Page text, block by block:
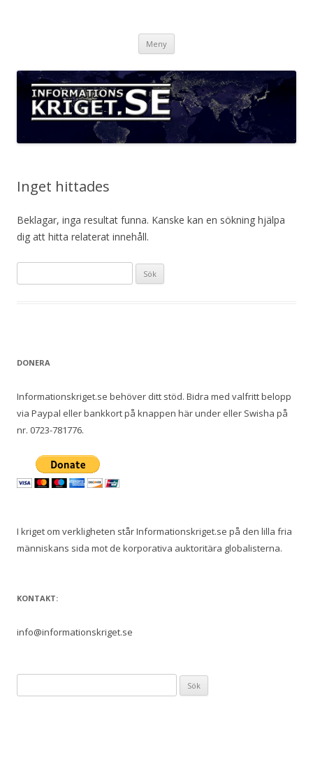
Meny
Inget hittades
Beklagar, inga resultat funna. Kanske kan en sökning hjälpa
dig att hitta relaterat innehåll.
ö
DONERA
Informationskriget.se behöver ditt stöd. Bidra med valfritt belopp
via Paypal eller bankkort på knappen här under eller Swisha på
nr. 0723-781776.
I kriget om verkligheten står Informationskriget.se på den lilla fria
människans sida mot de korporativa auktoritära globalisterna.
KONTAKT:
info@informationskriget.se
ö